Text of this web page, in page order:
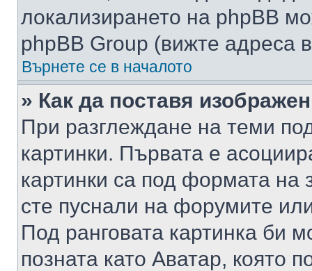
локализирането на phpBB
phpBB Group (вижте адреса
Върнете се в началото
» Как да поставя
При разглеждане на теми
картинки. Първата е
картинки са под формата на
сте пуснали на форумите
Под ранговата картинка би
позната като Аватар, която